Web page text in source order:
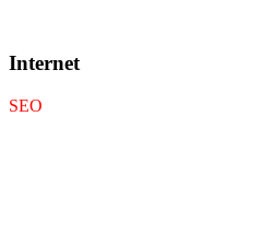
Internet
SEO